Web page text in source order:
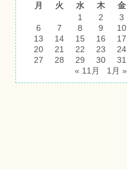
月
火 水 木 金
1
2 3
6
7 8 9 10
13
14 15 16 17
20
21 22 23 24
27
28 29 30
31
« 11月
1月 »